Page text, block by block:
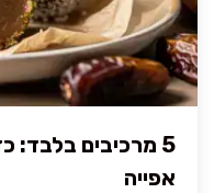
5 מרכיבים בלבד:
אפייה